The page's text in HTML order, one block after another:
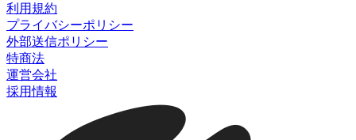
利用規約
プライバシーポリシー
外部送信ポリシー
特商法
運営会社
採用情報